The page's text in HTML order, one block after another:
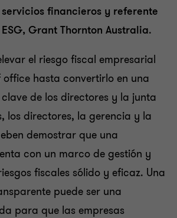
financieros y referente
Grant Thornton Australia.
el riesgo fiscal empresarial
hasta convertirlo en una
de los directores y la junta
los directores, la gerencia y la
demostrar que una
con un marco de gestión y
fiscales sólido y eficaz. Una
puede ser una
para que las empresas